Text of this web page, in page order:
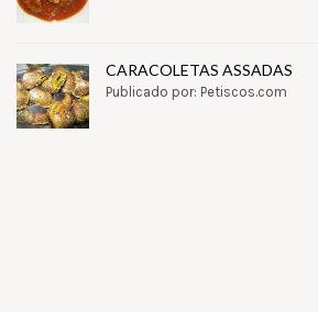
CARACOLETAS ASSADAS
Publicado por: Petiscos.com